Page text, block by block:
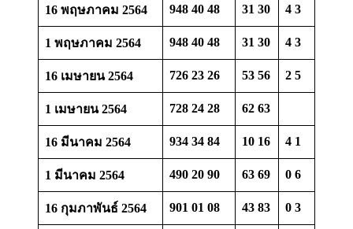
16 พฤษภาคม 2564 948 40 48 31 30 4 3
1 พฤษภาคม 2564 948 40 48 31 30 4 3
16 เมษายน 2564 726 23 26 53 56 2 5
1 เมษายน 2564 728 24 28 62 63
16 มีนาคม 2564 934 34 84 10 16 4 1
1 มีนาคม 2564 490 20 90 63 69 0 6
16 กุมภาพันธ์ 2564 901 01 08 43 83 0 3